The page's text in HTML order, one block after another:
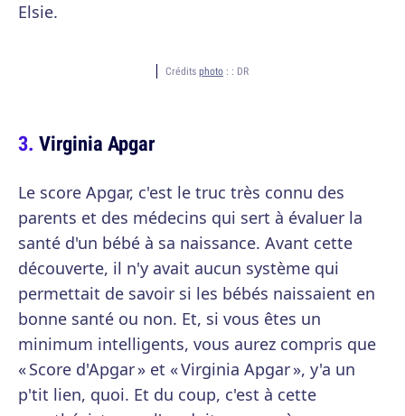
Elsie.
Crédits photo : : DR
Virginia Apgar
Le score Apgar, c'est le truc très connu des
parents et des médecins qui sert à évaluer la
santé d'un bébé à sa naissance. Avant cette
découverte, il n'y avait aucun système qui
permettait de savoir si les bébés naissaient en
bonne santé ou non. Et, si vous êtes un
minimum intelligents, vous aurez compris que
« Score d'Apgar » et « Virginia Apgar », y'a un
p'tit lien, quoi. Et du coup, c'est à cette